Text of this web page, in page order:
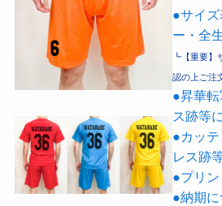
●サイ
ー・全
┗【重要】
認の上ご注
●昇華
ス跡等
●カッ
レス跡
●プリ
●納期に